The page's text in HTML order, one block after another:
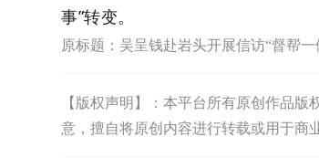
事”转变。
原标题： 吴呈钱赴岩头开展信访“督帮一
【版权声明】：本平台所有原创作品版
意，擅自将原创内容进行转载或用于商